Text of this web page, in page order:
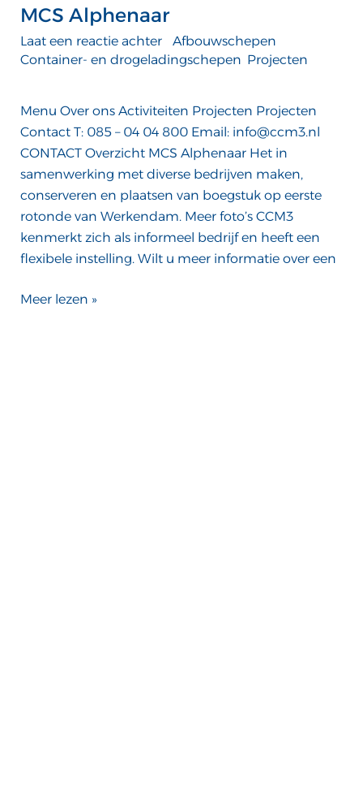
MCS Alphenaar
Laat een reactie achter Afbouwschepen
Container- en drogeladingschepen Projecten
Menu Over ons Activiteiten Projecten Projecten
Contact T: 085 – 04 04 800 Email: info@ccm3.nl
CONTACT Overzicht MCS Alphenaar Het in
samenwerking met diverse bedrijven maken,
conserveren en plaatsen van boegstuk op eerste
rotonde van Werkendam. Meer foto’s CCM3
kenmerkt zich als informeel bedrijf en heeft een
flexibele instelling. Wilt u meer informatie over een
Meer lezen »